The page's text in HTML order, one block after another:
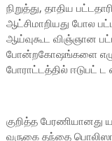
நிறுத்து, தாதிய
ஆட்சிமாறியது போல
ஆய்வுகூட விஞ்ஞான
போன்றகோஷங்களை
போராட்டத்தில் ஈடுபட் ட
குறித்த பேரணியானது
வருகை தந்தை